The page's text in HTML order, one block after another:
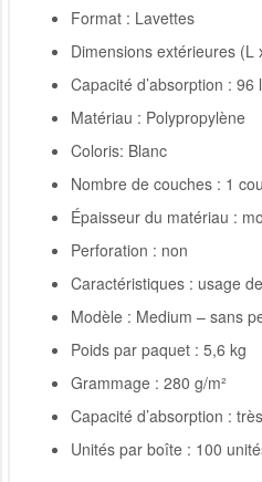
Format : Lavettes
Dimensions extérieures (L
Capacité d’absorption :
Matériau : Polypropylène
Coloris: Blanc
Nombre de couches : 1
Épaisseur du matériau :
Perforation : non
Caractéristiques : usage
Modèle : Medium – sans
Poids par paquet : 5,6 kg
Grammage : 280 g/m²
Capacité d’absorption :
Unités par boîte : 100